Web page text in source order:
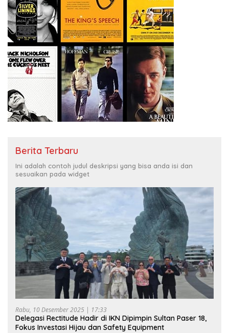
Berita Terbaru
Ini adalah contoh judul deskripsi yang bisa anda isi dan
sesuaikan pada widget
Rabu, 10 Desember 2025 | 17:33
Delegasi Rectitude Hadir di IKN Dipimpin Sultan Paser 18,
Fokus Investasi Hijau dan Safety Equipment